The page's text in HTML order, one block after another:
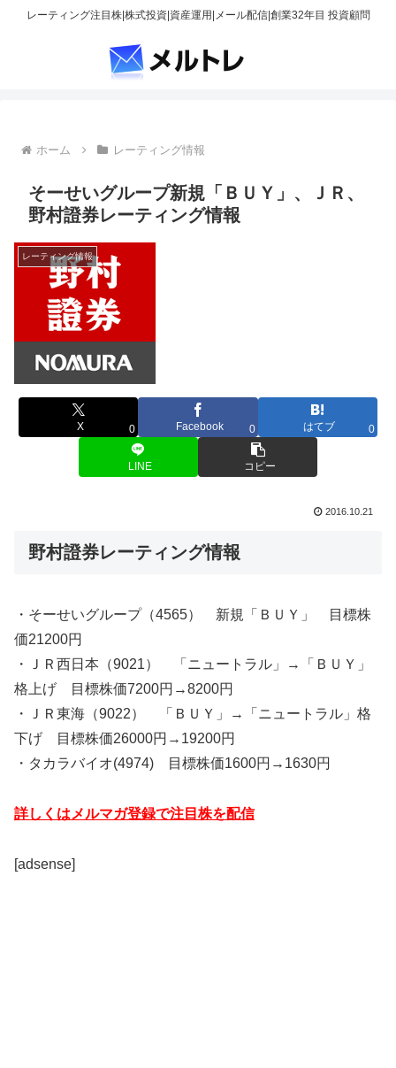
レーティング注目株|株式投資|資産運用|メール配信|創業32年目 投資顧問
ホーム レーティング情報
そーせいグループ新規「ＢＵＹ」、ＪＲ、
野村證券レーティング情報
レーティング情報
X 0 Facebook 0 はてブ 0
LINE コピー
2016.10.21
野村證券レーティング情報
・そーせいグループ（4565） 新規「ＢＵＹ」 目標株
価21200円
・ＪＲ西日本（9021） 「ニュートラル」→「ＢＵＹ」
格上げ 目標株価7200円→8200円
・ＪＲ東海（9022） 「ＢＵＹ」→「ニュートラル」格
下げ 目標株価26000円→19200円
・タカラバイオ(4974) 目標株価1600円→1630円
詳しくはメルマガ登録で注目株を配信
[adsense]